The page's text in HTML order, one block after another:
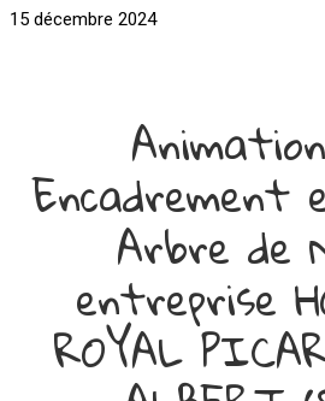
15 décembre 2024
Arbre de
entreprise
ROYAL